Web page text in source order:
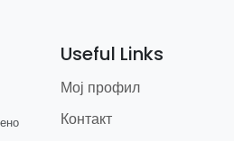
Useful Links
Мој профил
Контакт